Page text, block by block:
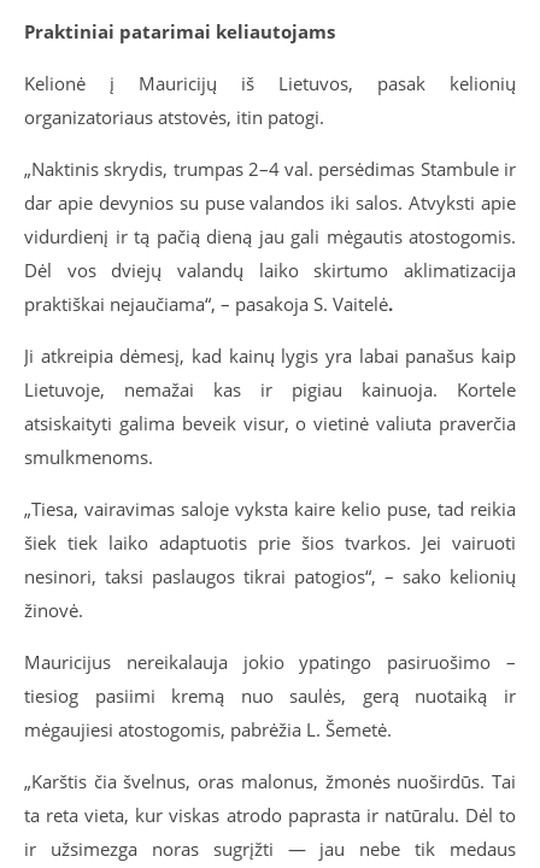
Praktiniai patarimai keliautojams
Kelionė į Mauricijų iš Lietuvos, pasak kelionių
organizatoriaus atstovės, itin patogi.
„Naktinis skrydis, trumpas 2–4 val. persėdimas Stambule ir
dar apie devynios su puse valandos iki salos. Atvyksti apie
vidurdienį ir tą pačią dieną jau gali mėgautis atostogomis.
Dėl vos dviejų valandų laiko skirtumo aklimatizacija
praktiškai nejaučiama“, – pasakoja S. Vaitelė.
Ji atkreipia dėmesį, kad kainų lygis yra labai panašus kaip
Lietuvoje, nemažai kas ir pigiau kainuoja. Kortele
atsiskaityti galima beveik visur, o vietinė valiuta praverčia
smulkmenoms.
„Tiesa, vairavimas saloje vyksta kaire kelio puse, tad reikia
šiek tiek laiko adaptuotis prie šios tvarkos. Jei vairuoti
nesinori, taksi paslaugos tikrai patogios“, – sako kelionių
žinovė.
Mauricijus nereikalauja jokio ypatingo pasiruošimo –
tiesiog pasiimi kremą nuo saulės, gerą nuotaiką ir
mėgaujiesi atostogomis, pabrėžia L. Šemetė.
„Karštis čia švelnus, oras malonus, žmonės nuoširdūs. Tai
ta reta vieta, kur viskas atrodo paprasta ir natūralu. Dėl to
ir užsimezga noras sugrįžti — jau nebe tik medaus